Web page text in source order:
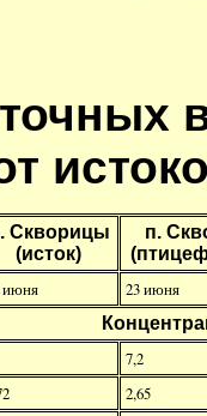
Скворицы
(исток)
п.
июня 23 июня
7,2
2,65